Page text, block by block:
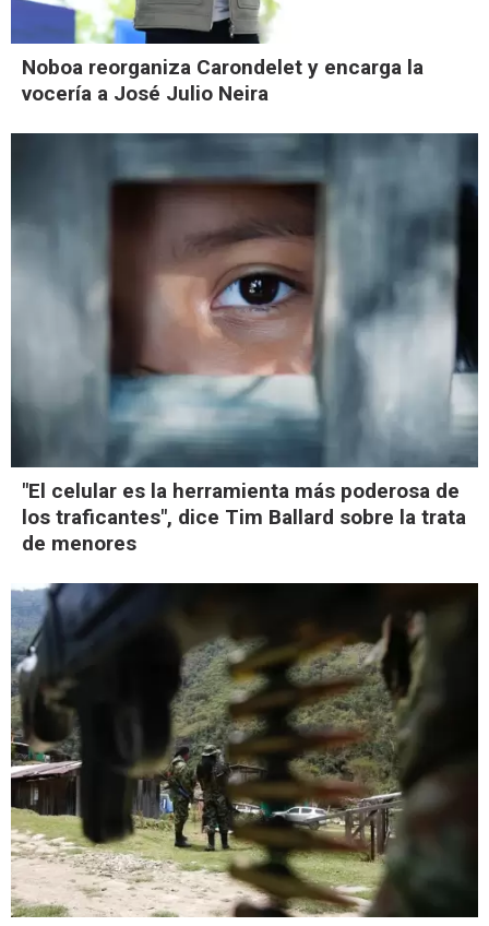
Noboa reorganiza Carondelet y encarga la
vocería a José Julio Neira
"El celular es la herramienta más poderosa de
los traficantes", dice Tim Ballard sobre la trata
de menores